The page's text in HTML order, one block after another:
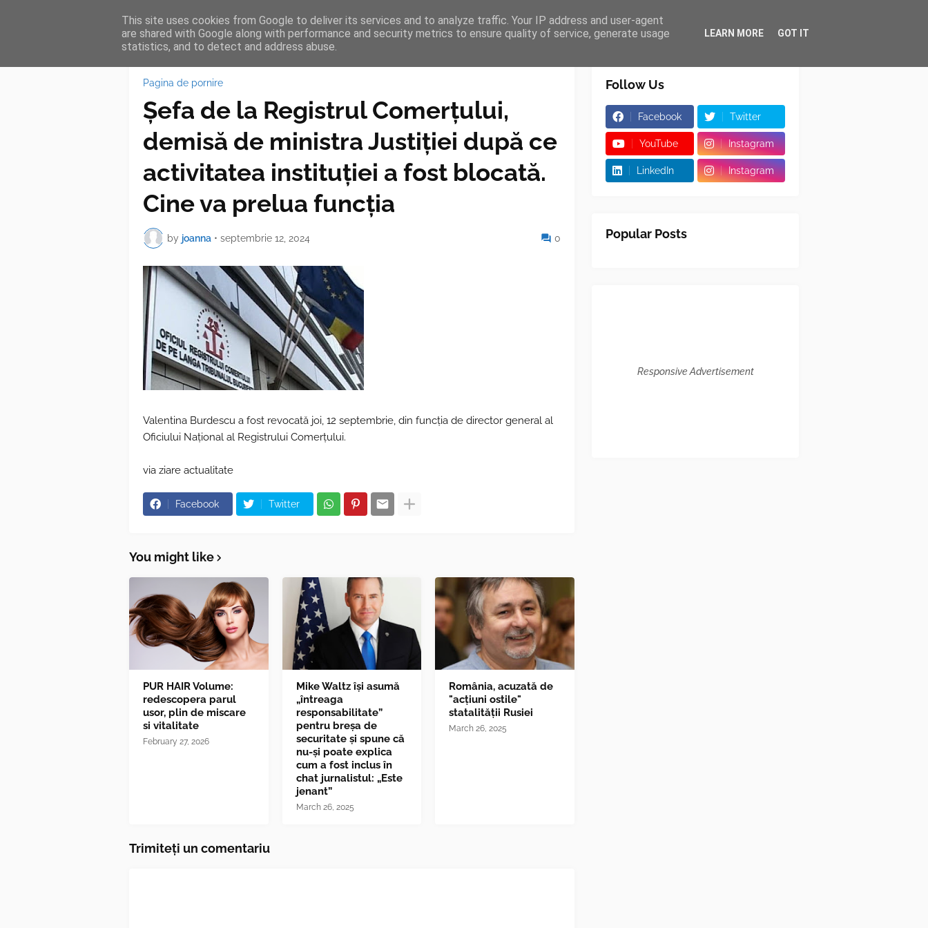
HOME FEATURES BLOGGER TIPOGRAPHY SHORTCODES
Pagina de pornire
Șefa de la Registrul Comerțului,
demisă de ministra Justiției după ce
activitatea instituției a fost blocată.
Cine va prelua funcția
by joanna • septembrie 12, 2024 0
Valentina Burdescu a fost revocată joi, 12 septembrie, din funcția de director general al
Oficiului Național al Registrului Comerțului.
via ziare actualitate
Facebook Twitter
You might like
PUR HAIR Volume:
redescopera parul
usor, plin de miscare
si vitalitate
February 27, 2026
Mike Waltz îşi asumă
„întreaga
responsabilitate”
pentru breşa de
securitate și spune că
nu-și poate explica
cum a fost inclus în
chat jurnalistul: „Este
jenant”
March 26, 2025
România, acuzată de
"acțiuni ostile"
statalității Rusiei
March 26, 2025
Trimiteți un comentariu
Follow Us
Facebook Twitter
YouTube Instagram
LinkedIn Instagram
Popular Posts
Responsive Advertisement
This site uses cookies from Google to deliver its services and to analyze traffic. Your IP address and user-agent
are shared with Google along with performance and security metrics to ensure quality of service, generate usage
statistics, and to detect and address abuse.
LEARN MORE GOT IT